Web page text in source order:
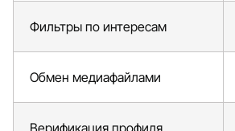
Фильтры по интересам
Обмен медиафайлами
Верификация профиля